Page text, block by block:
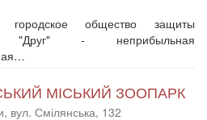
городское общество защиты
"Друг" - неприбыльная
МІСЬКИЙ ЗООПАРК
вул. Смілянська, 132